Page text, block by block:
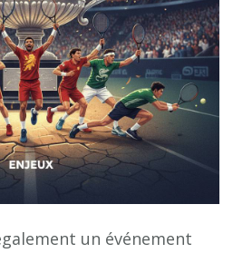
un événement